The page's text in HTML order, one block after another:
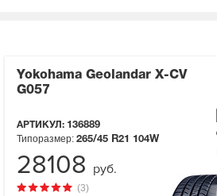
Yokohama Geolandar X-CV
G057
АРТИКУЛ: 136889
(3)
Типоразмер: 265/45 R21 104W
28108 руб.